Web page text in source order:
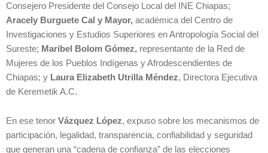
Consejero Presidente del Consejo Local del INE Chiapas;
Aracely Burguete Cal y Mayor, académica del Centro de
Investigaciones y Estudios Superiores en Antropología Social del
Sureste; Maribel Bolom Gómez, representante de la Red de
Mujeres de los Pueblos Indígenas y Afrodescendientes de
Chiapas; y Laura Elizabeth Utrilla Méndez, Directora Ejecutiva
de Keremetik A.C.
En ese tenor Vázquez López, expuso sobre los mecanismos de
participación, legalidad, transparencia, confiabilidad y seguridad
que generan una “cadena de confianza” de las elecciones